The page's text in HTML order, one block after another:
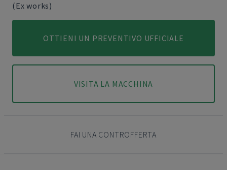
(Ex works)
OTTIENI UN PREVENTIVO UFFICIALE
VISITA LA MACCHINA
FAI UNA CONTROFFERTA